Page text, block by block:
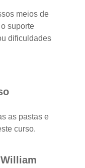
meios de
suporte
dificuldades
as pastas e
curso.